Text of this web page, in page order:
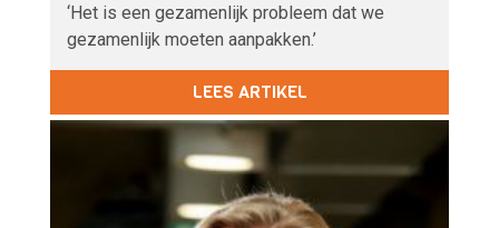
‘Het is een gezamenlijk probleem dat we
gezamenlijk moeten aanpakken.’
LEES ARTIKEL